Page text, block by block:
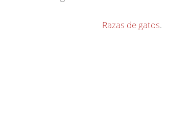
Razas de gatos.